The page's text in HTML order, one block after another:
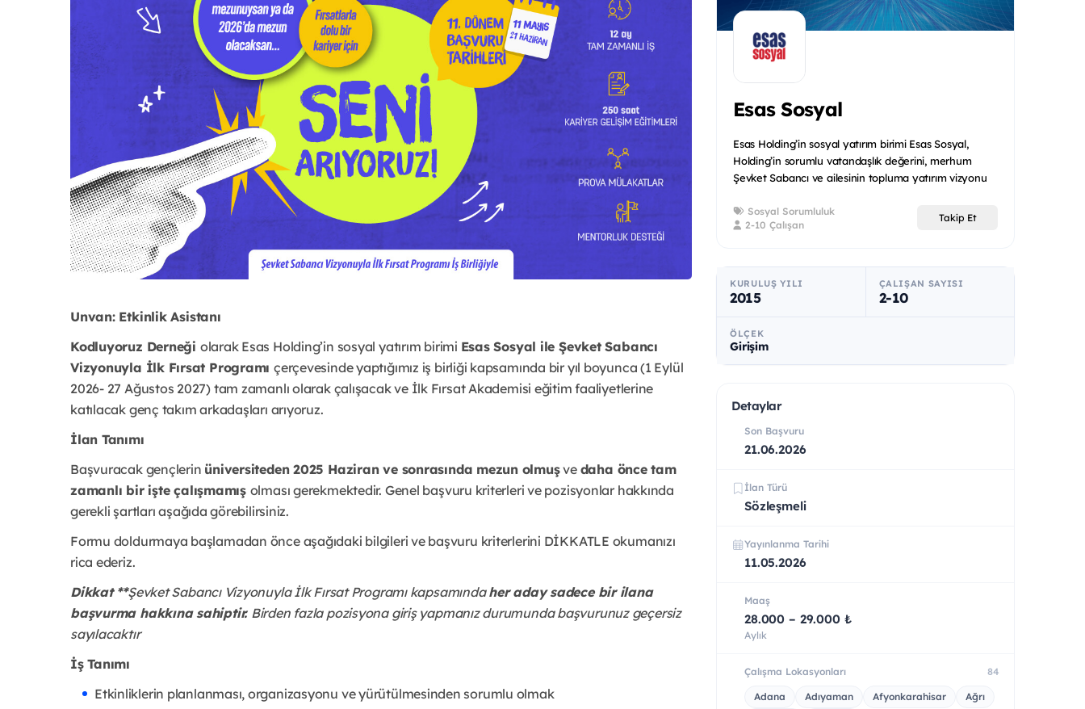
Unvan: Etkinlik Asistanı
Kodluyoruz Derneği olarak Esas Holding’in sosyal yatırım birimi Esas Sosyal ile Şevket Sabancı
Vizyonuyla İlk Fırsat Programıçerçevesinde yaptığımız iş birliği kapsamında bir yıl boyunca (1 Eylül
2026- 27 Ağustos 2027) tam zamanlı olarak çalışacak ve İlk Fırsat Akademisi eğitim faaliyetlerine
katılacak genç takım arkadaşları arıyoruz.
İlan Tanımı
Başvuracak gençlerin üniversiteden 2025 Haziran ve sonrasında mezun olmuşve daha önce tam
zamanlı bir işte çalışmamış olması gerekmektedir. Genel başvuru kriterleri ve pozisyonlar hakkında
gerekli şartları aşağıda görebilirsiniz.
Formu doldurmaya başlamadan önce aşağıdaki bilgileri ve başvuru kriterlerini DİKKATLE okumanızı
rica ederiz.
Dikkat **Şevket Sabancı Vizyonuyla İlk Fırsat Programı kapsamındaher aday sadece bir ilana
başvurma hakkına sahiptir. Birden fazla pozisyona giriş yapmanız durumunda başvurunuz geçersiz
sayılacaktır
İş Tanımı
Etkinliklerin planlanması, organizasyonu ve yürütülmesinden sorumlu olmak
Esas Sosyal
Esas Holding’in sosyal yatırım birimi Esas Sosyal,
Holding’in sorumlu vatandaşlık değerini, merhum
Şevket Sabancı ve ailesinin topluma yatırım vizyonu
Sosyal Sorumluluk
2-10 Çalışan
Takip Et
KURULUŞ YILI
2015
ÇALIŞAN SAYISI
2-10
ÖLÇEK
Girişim
Detaylar
Son Başvuru
21.06.2026
İlan Türü
Sözleşmeli
Yayınlanma Tarihi
11.05.2026
Maaş
28.000 – 29.000 ₺
Aylık
Çalışma Lokasyonları 84
Adana Adıyaman Afyonkarahisar
Ağrı